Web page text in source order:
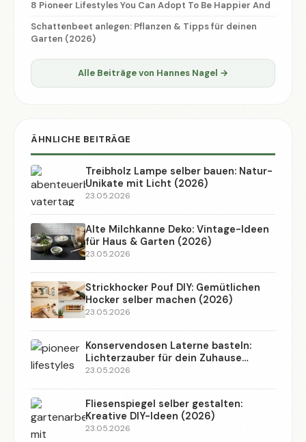
8 Pioneer Lifestyles You Can Adopt To Be Happier And
Schattenbeet anlegen: Pflanzen & Tipps für deinen
Garten (2026)
Alle Beiträge von Hannes Nagel →
ÄHNLICHE BEITRÄGE
Treibholz Lampe selber bauen: Natur-
Unikate mit Licht (2026)
23.05.2026
Alte Milchkanne Deko: Vintage-Ideen
für Haus & Garten (2026)
23.05.2026
Strickhocker Pouf DIY: Gemütlichen
Hocker selber machen (2026)
23.05.2026
Konservendosen Laterne basteln:
Lichterzauber für dein Zuhause
(2026)
23.05.2026
Fliesenspiegel selber gestalten:
Kreative DIY-Ideen (2026)
23.05.2026